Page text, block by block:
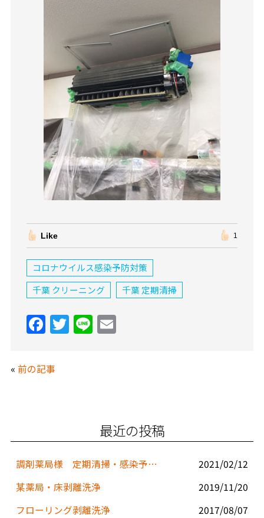
Like 1
コロナウイルス感染予防対策
千葉 クリーニング
千葉 定期清掃
F
a
c
e
o
k
T
w
Li
n
E
« 前の記事
最近の投稿
調剤薬局様 定期清掃・感染予防対策
2021/02/12
某薬局・床剥離洗浄
2019/11/20
フローリング剥離洗浄
2017/08/07